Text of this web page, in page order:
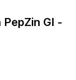
GI -